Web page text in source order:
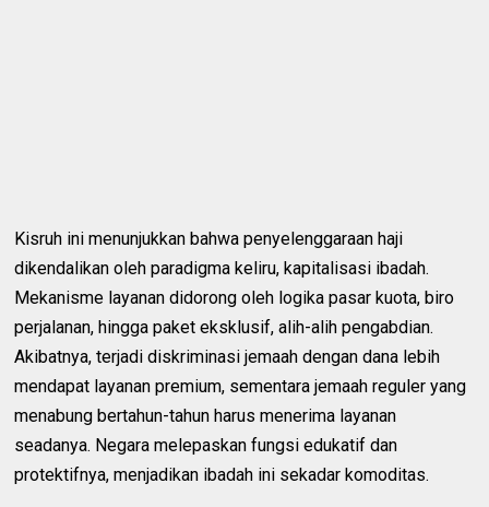
Kisruh ini menunjukkan bahwa penyelenggaraan haji
dikendalikan oleh paradigma keliru, kapitalisasi ibadah.
Mekanisme layanan didorong oleh logika pasar kuota, biro
perjalanan, hingga paket eksklusif, alih-alih pengabdian.
Akibatnya, terjadi diskriminasi jemaah dengan dana lebih
mendapat layanan premium, sementara jemaah reguler yang
menabung bertahun-tahun harus menerima layanan
seadanya. Negara melepaskan fungsi edukatif dan
protektifnya, menjadikan ibadah ini sekadar komoditas.